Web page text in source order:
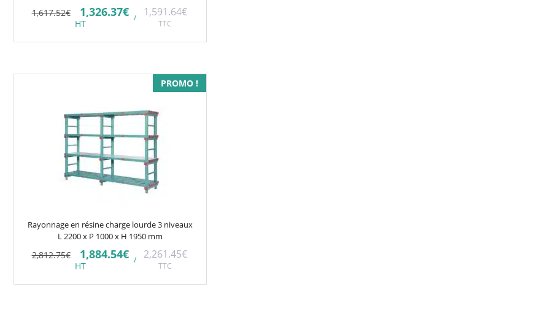
1,617.52€ Le
prix
initial
était :
1,326.37€Le
prix
est :
HT
/ 1,591.64€
TTC
PROMO !
Rayonnage en résine charge lourde 3 niveaux
L 2200 x P 1000 x H 1950 mm
2,812.75€ Le
prix
initial
était :
1,884.54€Le
prix
est :
HT
/ 2,261.45€
TTC